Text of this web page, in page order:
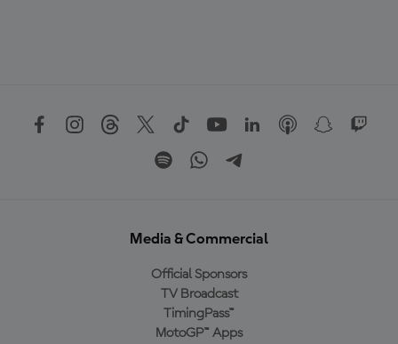
Media & Commercial
Official Sponsors
TV Broadcast
TimingPass™
MotoGP™ Apps